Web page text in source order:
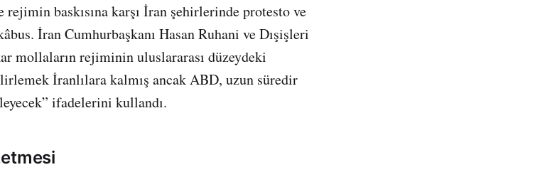
baskısına karşı İran şehirlerinde protesto ve
İran Cumhurbaşkanı Hasan Ruhani ve Dışişleri
mollaların rejiminin uluslararası düzeydeki
İranlılara kalmış ancak ABD, uzun süredir
ifadelerini kullandı.